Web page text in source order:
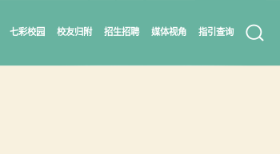
七彩校园 校友归附 招生招聘 媒体视角 指引查询